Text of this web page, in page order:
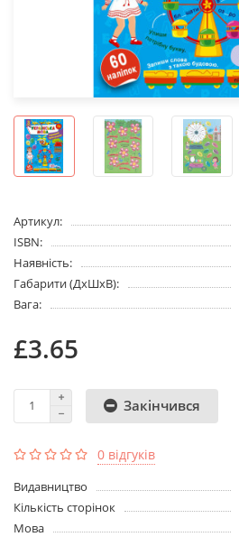
Артикул:
ISBN:
Наявність:
Габарити (ДхШхВ):
Вага:
£3.65
Закінчився
0 відгуків
Видавництво
Кількість сторінок
Мова